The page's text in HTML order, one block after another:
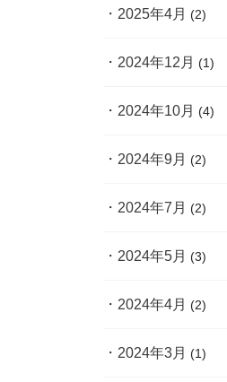
2025年4月 (2)
2024年12月 (1)
2024年10月 (4)
2024年9月 (2)
2024年7月 (2)
2024年5月 (3)
2024年4月 (2)
2024年3月 (1)